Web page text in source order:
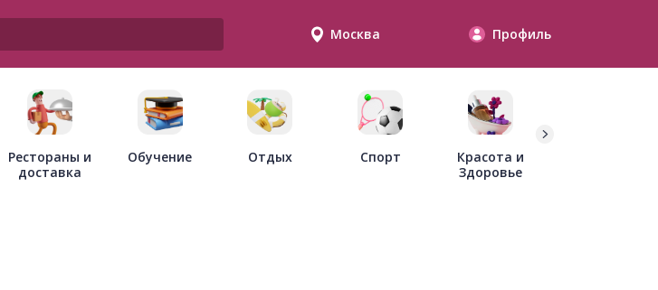
Москва Профиль
Рестораны и
доставка
Обучение Отдых Спорт
Красота и
Здоровье